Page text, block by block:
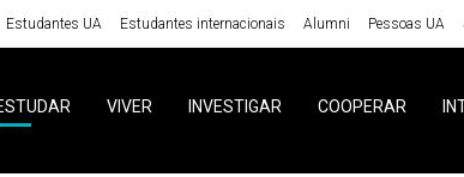
Estudantes UA Estudantes internacionais Alumni Pessoas UA
VIVER INVESTIGAR COOPERAR